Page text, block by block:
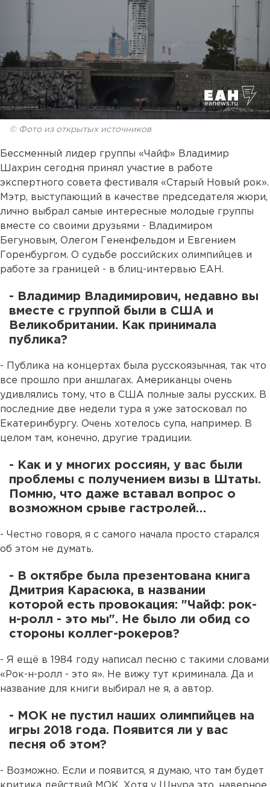
© Фото из открытых источников
Бессменный лидер группы «Чайф» Владимир
Шахрин сегодня принял участие в работе
экспертного совета фестиваля «Старый Новый рок».
Мэтр, выступающий в качестве председателя жюри,
лично выбрал самые интересные молодые группы
вместе со своими друзьями - Владимиром
Бегуновым, Олегом Гененфельдом и Евгением
Горенбургом. О судьбе российских олимпийцев и
работе за границей - в блиц-интервью ЕАН.
- Владимир Владимирович, недавно вы
вместе с группой были в США и
Великобритании. Как принимала
публика?
- Публика на концертах была русскоязычная, так что
все прошло при аншлагах. Американцы очень
удивлялись тому, что в США полные залы русских. В
последние две недели тура я уже затосковал по
Екатеринбургу. Очень хотелось супа, например. В
целом там, конечно, другие традиции.
- Как и у многих россиян, у вас были
проблемы с получением визы в Штаты.
Помню, что даже вставал вопрос о
возможном срыве гастролей…
- Честно говоря, я с самого начала просто старался
об этом не думать.
- В октябре была презентована книга
Дмитрия Карасюка, в названии
которой есть провокация: "Чайф: рок-
н-ролл - это мы". Не было ли обид со
стороны коллег-рокеров?
- Я ещё в 1984 году написал песню с такими словами
«Рок-н-ролл - это я». Не вижу тут криминала. Да и
название для книги выбирал не я, а автор.
- МОК не пустил наших олимпийцев на
игры 2018 года. Появится ли у вас
песня об этом?
- Возможно. Если и появится, я думаю, что там будет